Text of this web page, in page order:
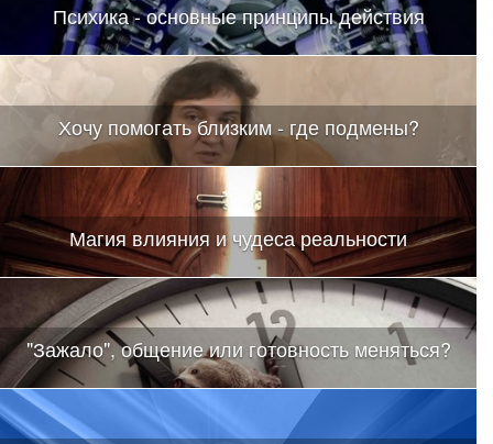
Психика - основные принципы действия
Хочу помогать близким - где подмены?
Магия влияния и чудеса реальности
"Зажало", общение или готовность меняться?